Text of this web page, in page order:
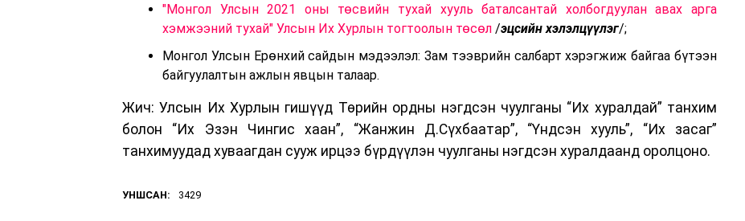
"Монгол Улсын 2021 оны төсвийн тухай хууль баталсантай холбогдуулан авах арга
хэмжээний тухай" Улсын Их Хурлын тогтоолын төсөл /эцсийн хэлэлцүүлэг/;
Монгол Улсын Ерөнхий сайдын мэдээлэл: Зам тээврийн салбарт хэрэгжиж байгаа бүтээн
байгуулалтын ажлын явцын талаар.
Жич: Улсын Их Хурлын гишүүд Төрийн ордны нэгдсэн чуулганы “Их хуралдай” танхим
болон “Их Эзэн Чингис хаан”, “Жанжин Д.Сүхбаатар”, “Үндсэн хууль”, “Их засаг”
танхимуудад хуваагдан сууж ирцээ бүрдүүлэн чуулганы нэгдсэн хуралдаанд оролцоно.
УНШСАН: 3429